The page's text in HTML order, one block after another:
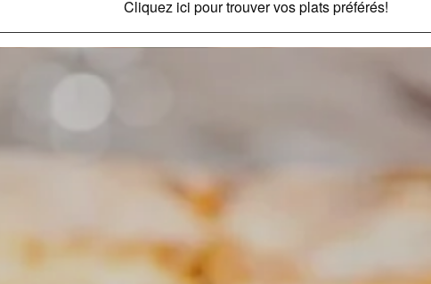
Cliquez ici pour trouver vos plats préférés!